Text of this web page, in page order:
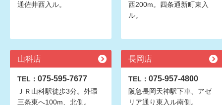
通佐井西入ル。
西200m。四条通新町東入
ル。
山科店
TEL： 075-595-7677
ＪＲ山科駅徒歩3分。外環
三条東へ100m、北側。
長岡店
TEL： 075-957-4800
阪急長岡天神駅下車、アゼ
リア通り東入ル南側。